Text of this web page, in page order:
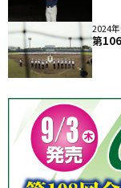
2024
第